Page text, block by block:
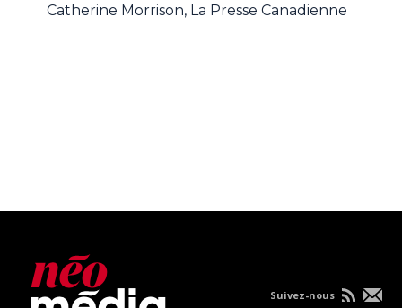
Catherine Morrison, La Presse Canadienne
Suivez-nous